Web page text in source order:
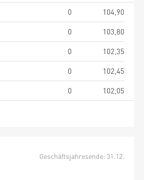
0
104,90
0
103,80
0
102,35
0
102,45
0 102,05
Geschäftsjahresende: 31.12.